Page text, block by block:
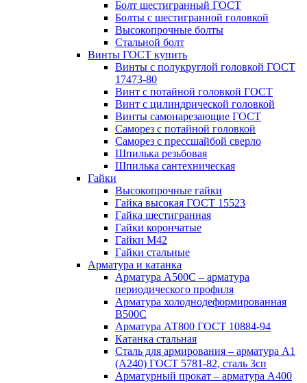
Болт шестигранный ГОСТ
Болты с шестигранной головкой
Высокопрочные болты
Стальной болт
Винты ГОСТ купить
Винты с полукруглой головкой ГОСТ
17473-80
Винт с потайной головкой ГОСТ
Винт с цилиндрической головкой
Винты самонарезающие ГОСТ
Саморез с потайной головкой
Саморез с прессшайбой сверло
Шпилька резьбовая
Шпилька сантехническая
Гайки
Высокопрочные гайки
Гайка высокая ГОСТ 15523
Гайка шестигранная
Гайки корончатые
Гайки М42
Гайки стальные
Арматура и катанка
Арматура А500С – арматура
периодического профиля
Арматура холоднодеформированная
В500С
Арматура АТ800 ГОСТ 10884-94
Катанка стальная
Сталь для армирования – арматура А1
(А240) ГОСТ 5781-82, сталь 3сп
Арматурный прокат – арматура А400